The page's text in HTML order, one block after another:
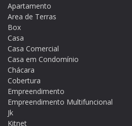
Apartamento
Area de Terras
Box
Casa
Casa Comercial
Casa em Condomínio
Chácara
Cobertura
Empreendimento
Empreendimento Multifuncional
Jk
Kitnet